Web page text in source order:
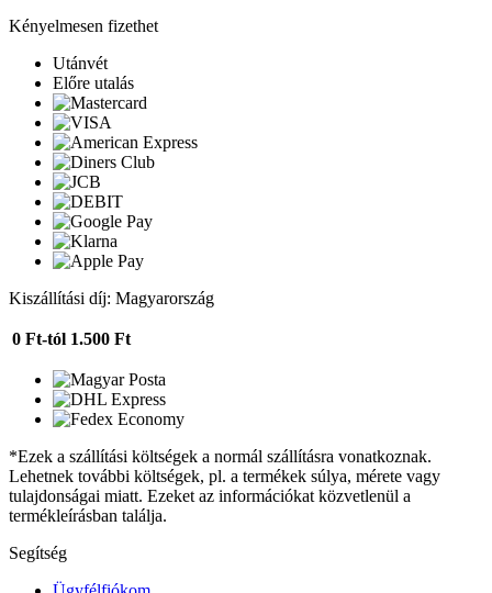
Kényelmesen fizethet
Utánvét
Előre utalás
Kiszállítási díj: Magyarország
0 Ft-tól 1.500 Ft
*Ezek a szállítási költségek a normál szállításra vonatkoznak.
Lehetnek további költségek, pl. a termékek súlya, mérete vagy
tulajdonságai miatt. Ezeket az információkat közvetlenül a
termékleírásban találja.
Segítség